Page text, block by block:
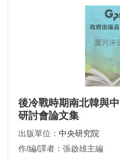
後冷戰時期南北韓與
研討會論文集
出版單位： 中央研究院
作/編/譯者：張啟雄主編